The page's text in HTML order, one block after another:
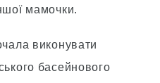
мамочки.
виконувати
басейнового